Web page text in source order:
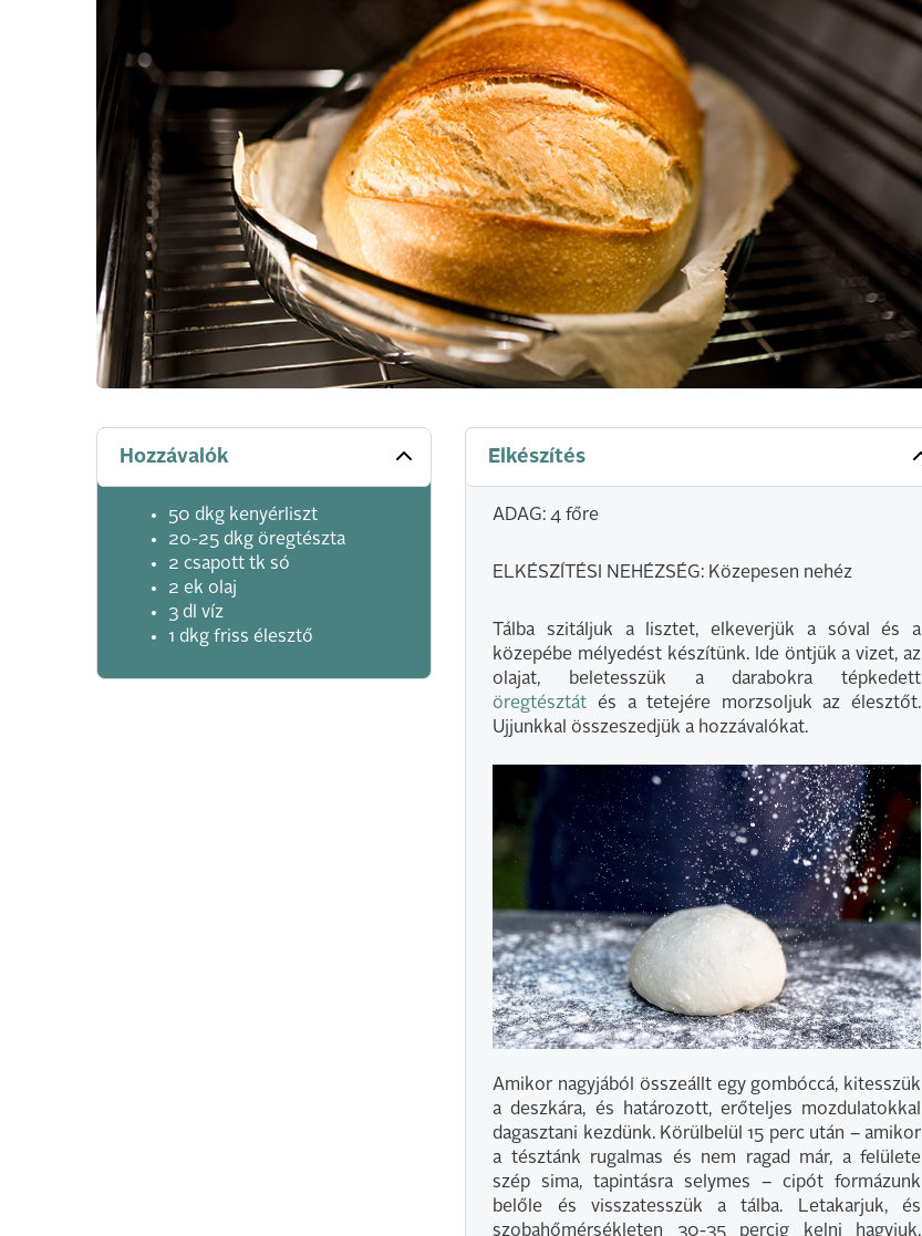
Hozzávalók
50 dkg kenyérliszt
20-25 dkg öregtészta
2 csapott tk só
2 ek olaj
3 dl víz
1 dkg friss élesztő
Elkészítés
ADAG: 4 főre
ELKÉSZÍTÉSI NEHÉZSÉG: Közepesen nehéz
Tálba szitáljuk a lisztet, elkeverjük a sóval és a
közepébe mélyedést készítünk. Ide öntjük a vizet, az
olajat, beletesszük a darabokra tépkedett
öregtésztát és a tetejére morzsoljuk az élesztőt.
Ujjunkkal összeszedjük a hozzávalókat.
Amikor nagyjából összeállt egy gombóccá, kitesszük
a deszkára, és határozott, erőteljes mozdulatokkal
dagasztani kezdünk. Körülbelül 15 perc után – amikor
a tésztánk rugalmas és nem ragad már, a felülete
szép sima, tapintásra selymes – cipót formázunk
belőle és visszatesszük a tálba. Letakarjuk, és
szobahőmérsékleten 30-35 percig kelni hagyjuk.